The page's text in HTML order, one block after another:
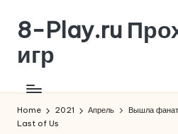
Skip
content
8-Play.ru
игр
Home 2021 Апрель
Вышла
Last of Us